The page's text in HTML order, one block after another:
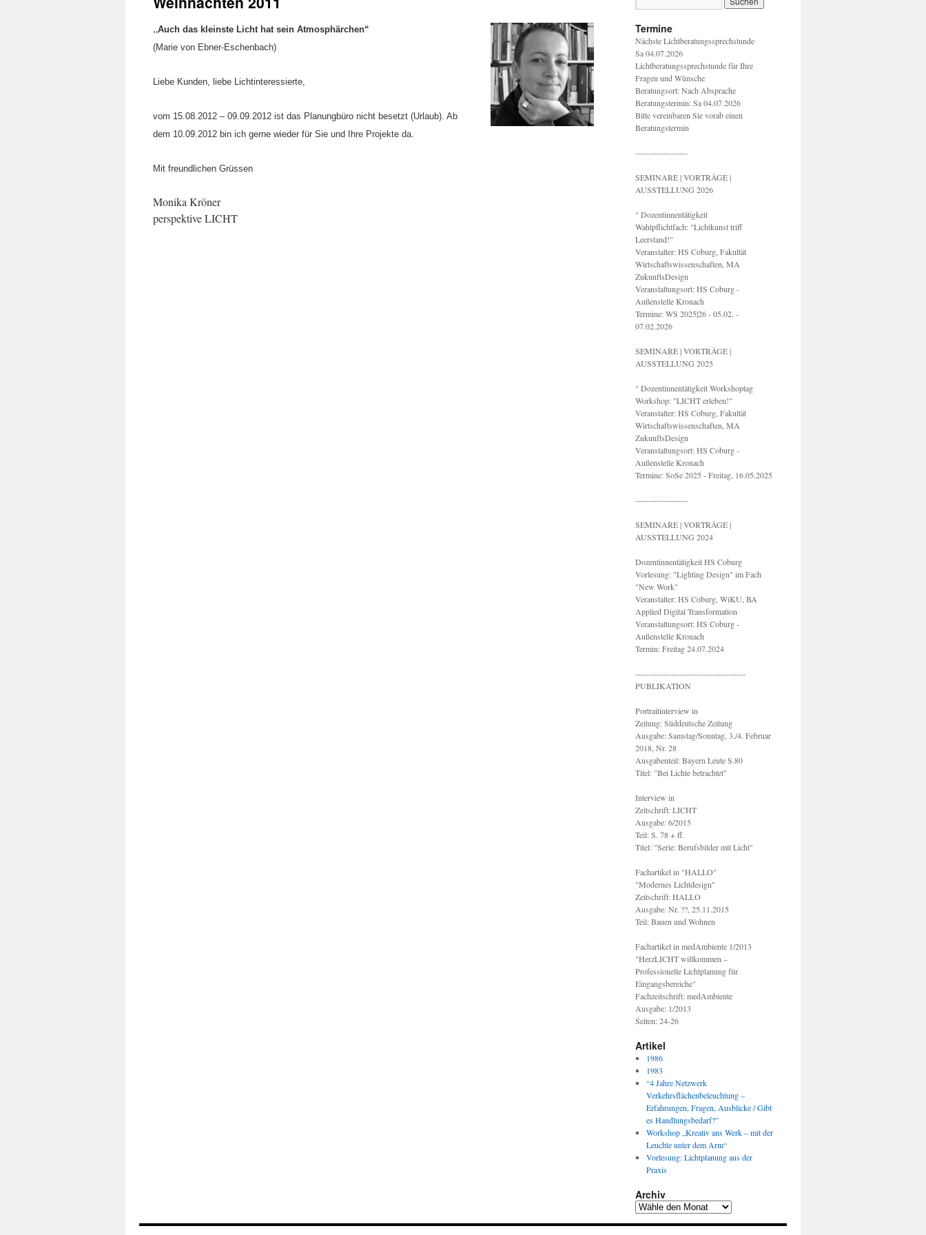
„Auch das kleinste Licht hat sein Atmosphärchen“
(Marie von Ebner-Eschenbach)
Liebe Kunden, liebe Lichtinteressierte,
vom 15.08.2012 – 09.09.2012 ist das Planungbüro nicht besetzt (Urlaub). Ab
dem 10.09.2012 bin ich gerne wieder für Sie und Ihre Projekte da.
Mit freundlichen Grüssen
Monika Kröner
perspektive LICHT
Termine
Nächste Lichtberatungssprechstunde
Sa 04.07.2026
Lichtberatungssprechstunde für Ihre
Fragen und Wünsche
Beratungsort: Nach Absprache
Beratungstermin: Sa 04.07.2026
Bitte vereinbaren Sie vorab einen
Beratungstermin
-------------------
SEMINARE | VORTRÄGE |
AUSSTELLUNG 2026
° Dozentinnentätigkeit
Wahlpflichtfach: "Lichtkunst triff
Leerstand!"
Veranstalter: HS Coburg, Fakultät
Wirtschaftswissenschaften, MA
ZukunftsDesign
Veranstaltungsort: HS Coburg -
Außenstelle Kronach
Termine: WS 2025|26 - 05.02. -
07.02.2026
SEMINARE | VORTRÄGE |
AUSSTELLUNG 2025
° Dozentinnentätigkeit Workshoptag
Workshop: "LICHT erleben!"
Veranstalter: HS Coburg, Fakultät
Wirtschaftswissenschaften, MA
ZukunftsDesign
Veranstaltungsort: HS Coburg -
Außenstelle Kronach
Termine: SoSe 2025 - Freitag, 16.05.2025
-------------------
SEMINARE | VORTRÄGE |
AUSSTELLUNG 2024
Dozentinnentätigkeit HS Coburg
Vorlesung: "Lighting Design" im Fach
"New Work"
Veranstalter: HS Coburg, WiKU, BA
Applied Digital Transformation
Veranstaltungsort: HS Coburg -
Außenstelle Kronach
Termin: Freitag 24.07.2024
----------------------------------------
PUBLIKATION
Portraitinterview in
Zeitung: Süddeutsche Zeitung
Ausgabe: Samstag/Sonntag, 3./4. Februar
2018, Nr. 28
Ausgabenteil: Bayern Leute S.80
Titel: "Bei Lichte betrachtet"
Interview in
Zeitschrift: LICHT
Ausgabe: 6/2015
Teil: S. 78 + ff.
Titel: "Serie: Berufsbilder mit Licht"
Fachartikel in "HALLO"
"Modernes Lichtdesign"
Zeitschrift: HALLO
Ausgabe: Nr. ??, 25.11.2015
Teil: Bauen und Wohnen
Fachartikel in medAmbiente 1/2013
"HerzLICHT willkommen –
Professionelle Lichtplanung für
Eingangsbereiche"
Fachzeitschrift: medAmbiente
Ausgabe: 1/2013
Seiten: 24-26
Artikel
1986
1983
“4 Jahre Netzwerk
Verkehrsflächenbeleuchtung –
Erfahrungen, Fragen, Ausblicke / Gibt
es Handlungsbedarf?”
Workshop „Kreativ ans Werk – mit der
Leuchte unter dem Arm“
Vorlesung: Lichtplanung aus der
Praxis
Archiv